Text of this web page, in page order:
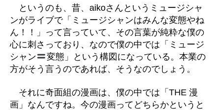
というのも、昔、aikoさんというミュージシャ
ンがライブで「ミュージシャンはみんな変態やね
ん！！」って言っていて、その言葉が純粋な僕の
心に刺さっており、なので僕の中では「ミュージ
シャン
変態」という構図になっている。本業の
方がそう言うのであれば、そうなのでしょう。
それに奇面組の漫画は、僕の中では「THE 漫
画」なんですね。今の漫画ってどちらかというと